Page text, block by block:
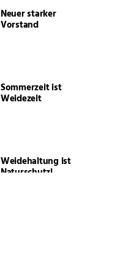
Neuer starker
Vorstand
Sommerzeit ist
Weidezeit
Weidehaltung ist
Naturschutz!